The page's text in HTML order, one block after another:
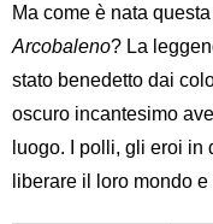
Ma come è nata
Arcobaleno? La
stato benedetto dai
oscuro incantesimo
luogo. I polli, gli eroi in
liberare il loro mondo